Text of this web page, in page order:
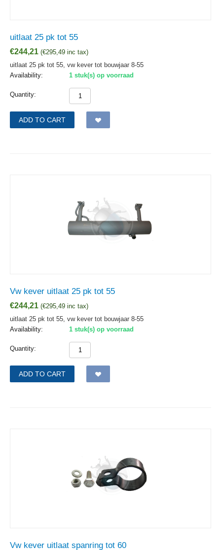
uitlaat 25 pk tot 55
€244,21 (€295,49 inc tax)
uitlaat 25 pk tot 55, vw kever tot bouwjaar 8-55
Availability:
1 stuk(s) op voorraad
Quantity:
ADD TO CART
Vw kever uitlaat 25 pk tot 55
€244,21 (€295,49 inc tax)
uitlaat 25 pk tot 55, vw kever tot bouwjaar 8-55
Availability:
1 stuk(s) op voorraad
Quantity:
ADD TO CART
Vw kever uitlaat spanring tot 60